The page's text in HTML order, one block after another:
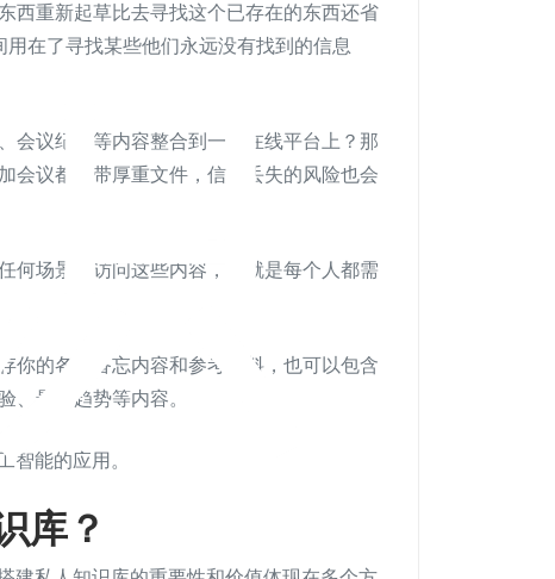
西重新起草比去寻找这个已存在的东西还省
在了寻找某些他们永远没有找到的信息
会议纪要等内容整合到一个在线平台上？那
会议都携带厚重文件，信息丢失的风险也会
何场景下访问这些内容，这就是每个人都需
你的各种备忘内容和参考资料，也可以包含
、最新趋势等内容。
智能的应用。
库？